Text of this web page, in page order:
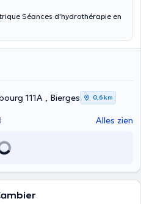
Séances d'hydrothérapie en
Avenue colonel bourg 111A , Bierges 0,6 km
Alles zien